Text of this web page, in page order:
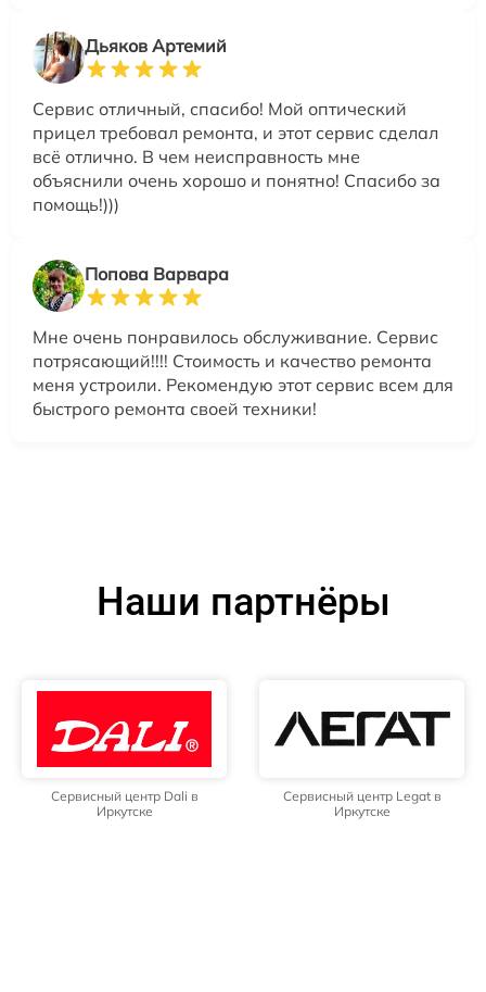
Дьяков Артемий
Сервис отличный, спасибо! Мой оптический
прицел требовал ремонта, и этот сервис сделал
всё отлично. В чем неисправность мне
объяснили очень хорошо и понятно! Спасибо за
помощь!)))
Попова Варвара
Мне очень понравилось обслуживание. Сервис
потрясающий!!!! Стоимость и качество ремонта
меня устроили. Рекомендую этот сервис всем для
быстрого ремонта своей техники!
Наши партнёры
Сервисный центр Dali в
Иркутске
Сервисный центр Legat в
Иркутске